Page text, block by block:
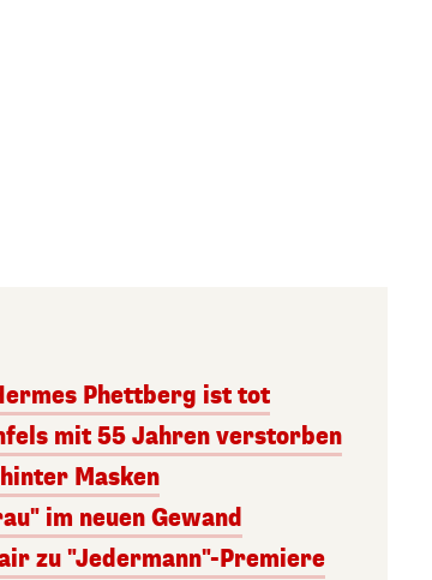
Phettberg ist tot
mit 55 Jahren verstorben
Masken
im neuen Gewand
zu "Jedermann"-Premiere